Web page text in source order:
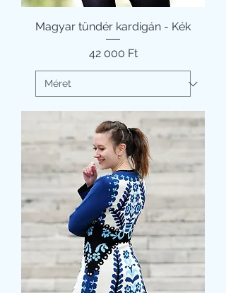
Magyar tündér kardigán - Kék
Ár
42 000 Ft